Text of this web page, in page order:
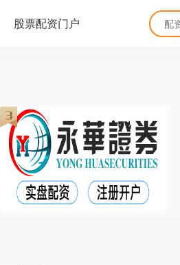
股票配资门户